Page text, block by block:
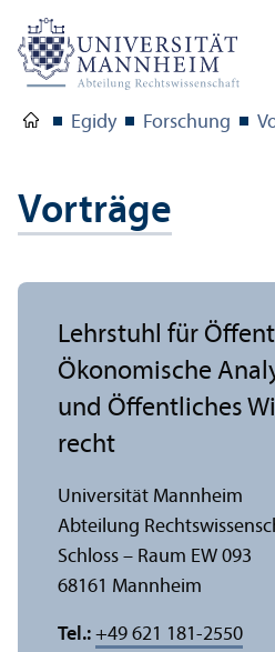
Egidy Forschung
Vorträge
Lehr­stuhl für
Ökonomische
und Öffentliches
recht
Universität Mannheim
Abteilung
Schloss – Raum EW 093
68161 Mannheim
Tel.: +49 621 181-2550